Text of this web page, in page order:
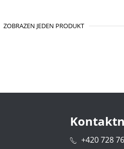
ZOBRAZEN JEDEN PRODUKT
+420 728